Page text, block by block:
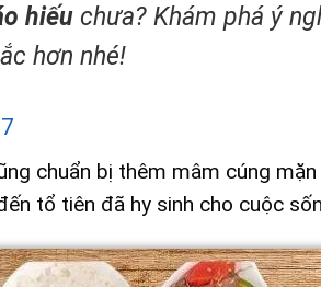
hiếu chưa? Khám phá ý
hơn nhé!
chuẩn bị thêm mâm cúng
tổ tiên đã hy sinh cho cuộc